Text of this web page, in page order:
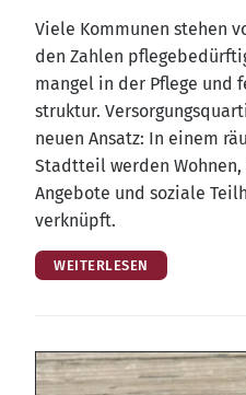
Vie­le Kom­mu­nen ste­hen
den Zah­len
man­gel in der Pfle­ge
struk­tur.
neu­en Ansatz: In einem
Stadt­teil wer­den
Ange­bo­te und sozia­le
verknüpft.
WEITERLESEN